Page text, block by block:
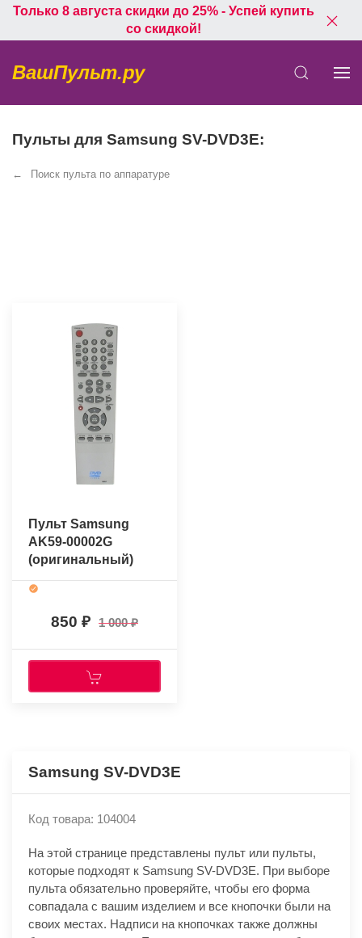
Только 8 августа скидки до 25% - Успей купить
со скидкой!
ВашПульт.ру
Пульты для Samsung SV-DVD3E:
Поиск пульта по аппаратуре
Пульт Samsung
AK59-00002G
(оригинальный)
850 1 000
Samsung SV-DVD3E
Код товара: 104004
На этой странице представлены пульт или пульты,
которые подходят к Samsung SV-DVD3E. При выборе
пульта обязательно проверяйте, чтобы его форма
совпадала с вашим изделием и все кнопочки были на
своих местах. Надписи на кнопочках также должны